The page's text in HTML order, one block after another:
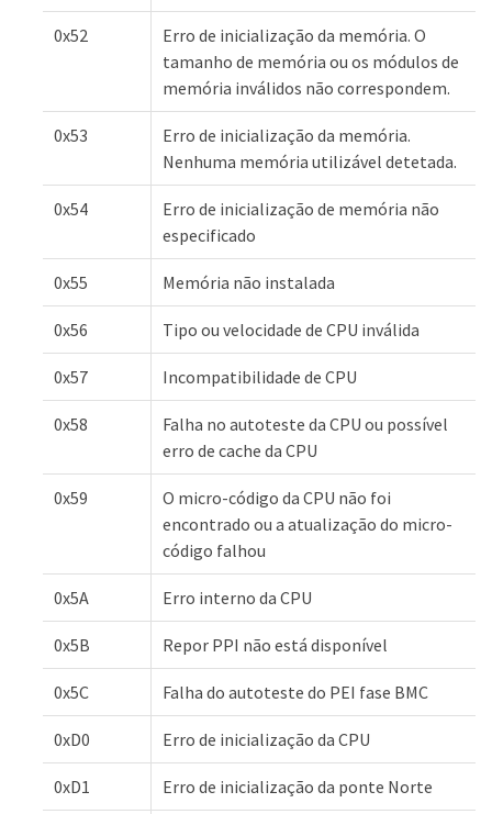
0x52
Erro de inicialização da memória. O
tamanho de memória ou os módulos de
memória inválidos não correspondem.
0x53
Erro de inicialização da memória.
Nenhuma memória utilizável detetada.
0x54
Erro de inicialização de memória não
especificado
0x55 Memória não instalada
0x56 Tipo ou velocidade de CPU inválida
0x57 Incompatibilidade de CPU
0x58
Falha no autoteste da CPU ou possível
erro de cache da CPU
0x59
O micro-código da CPU não foi
encontrado ou a atualização do micro-
código falhou
0x5A Erro interno da CPU
0x5B Repor PPI não está disponível
0x5C Falha do autoteste do PEI fase BMC
0xD0 Erro de inicialização da CPU
0xD1 Erro de inicialização da ponte Norte